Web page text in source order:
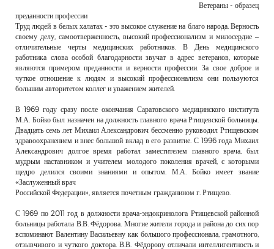
Ветераны - образец
преданности профессии
Труд людей в белых халатах - это высокое служение на благо народа. Верность
своему делу, самоотверженность, высокий профессионализм и милосердие –
отличительные черты медицинских работников. В День медицинского
работника слова особой благодарности звучат в адрес ветеранов, которые
являются примером преданности и верности профессии. За свое доброе и
чуткое отношение к людям и высокий профессионализм они пользуются
большим авторитетом коллег и уважением жителей.
В 1969 году сразу после окончания Саратовского медицинского института
М.А. Бойко был назначен на должность главного врача Ртищевской больницы.
Двадцать семь лет Михаил Александрович бессменно руководил Ртищевским
здравоохранением и внес большой вклад в его развитие. С 1996 года Михаил
Александрович долгое время работал заместителем главного врача, был
мудрым наставником и учителем молодого поколения врачей, с которыми
щедро делился своими знаниями и опытом. М.А. Бойко имеет звание
«Заслуженный врач
Российской Федерации», является почетным гражданином г. Ртищево.
С 1969 по 2011 год в должности врача-эндокринолога Ртищевской районной
больницы работала В.В. Фёдорова. Многие жители города и района до сих пор
вспоминают Валентину Васильевну как большого профессионала, грамотного,
отзывчивого и чуткого доктора. В.В. Фёдорову отличали интеллигентность и